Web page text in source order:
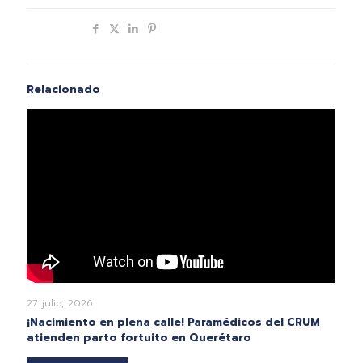
Relacionado
27 julio, 2026
¡Nacimiento en plena calle! Paramédicos del CRUM
atienden parto fortuito en Querétaro